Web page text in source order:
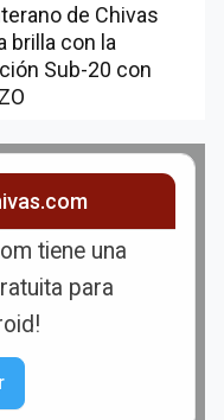
de Chivas
brilla con la
Sub-20 con
tiene una
para